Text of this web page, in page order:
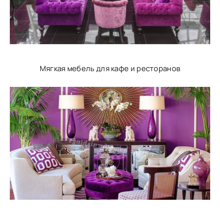
Мягкая мебель для кафе и ресторанов